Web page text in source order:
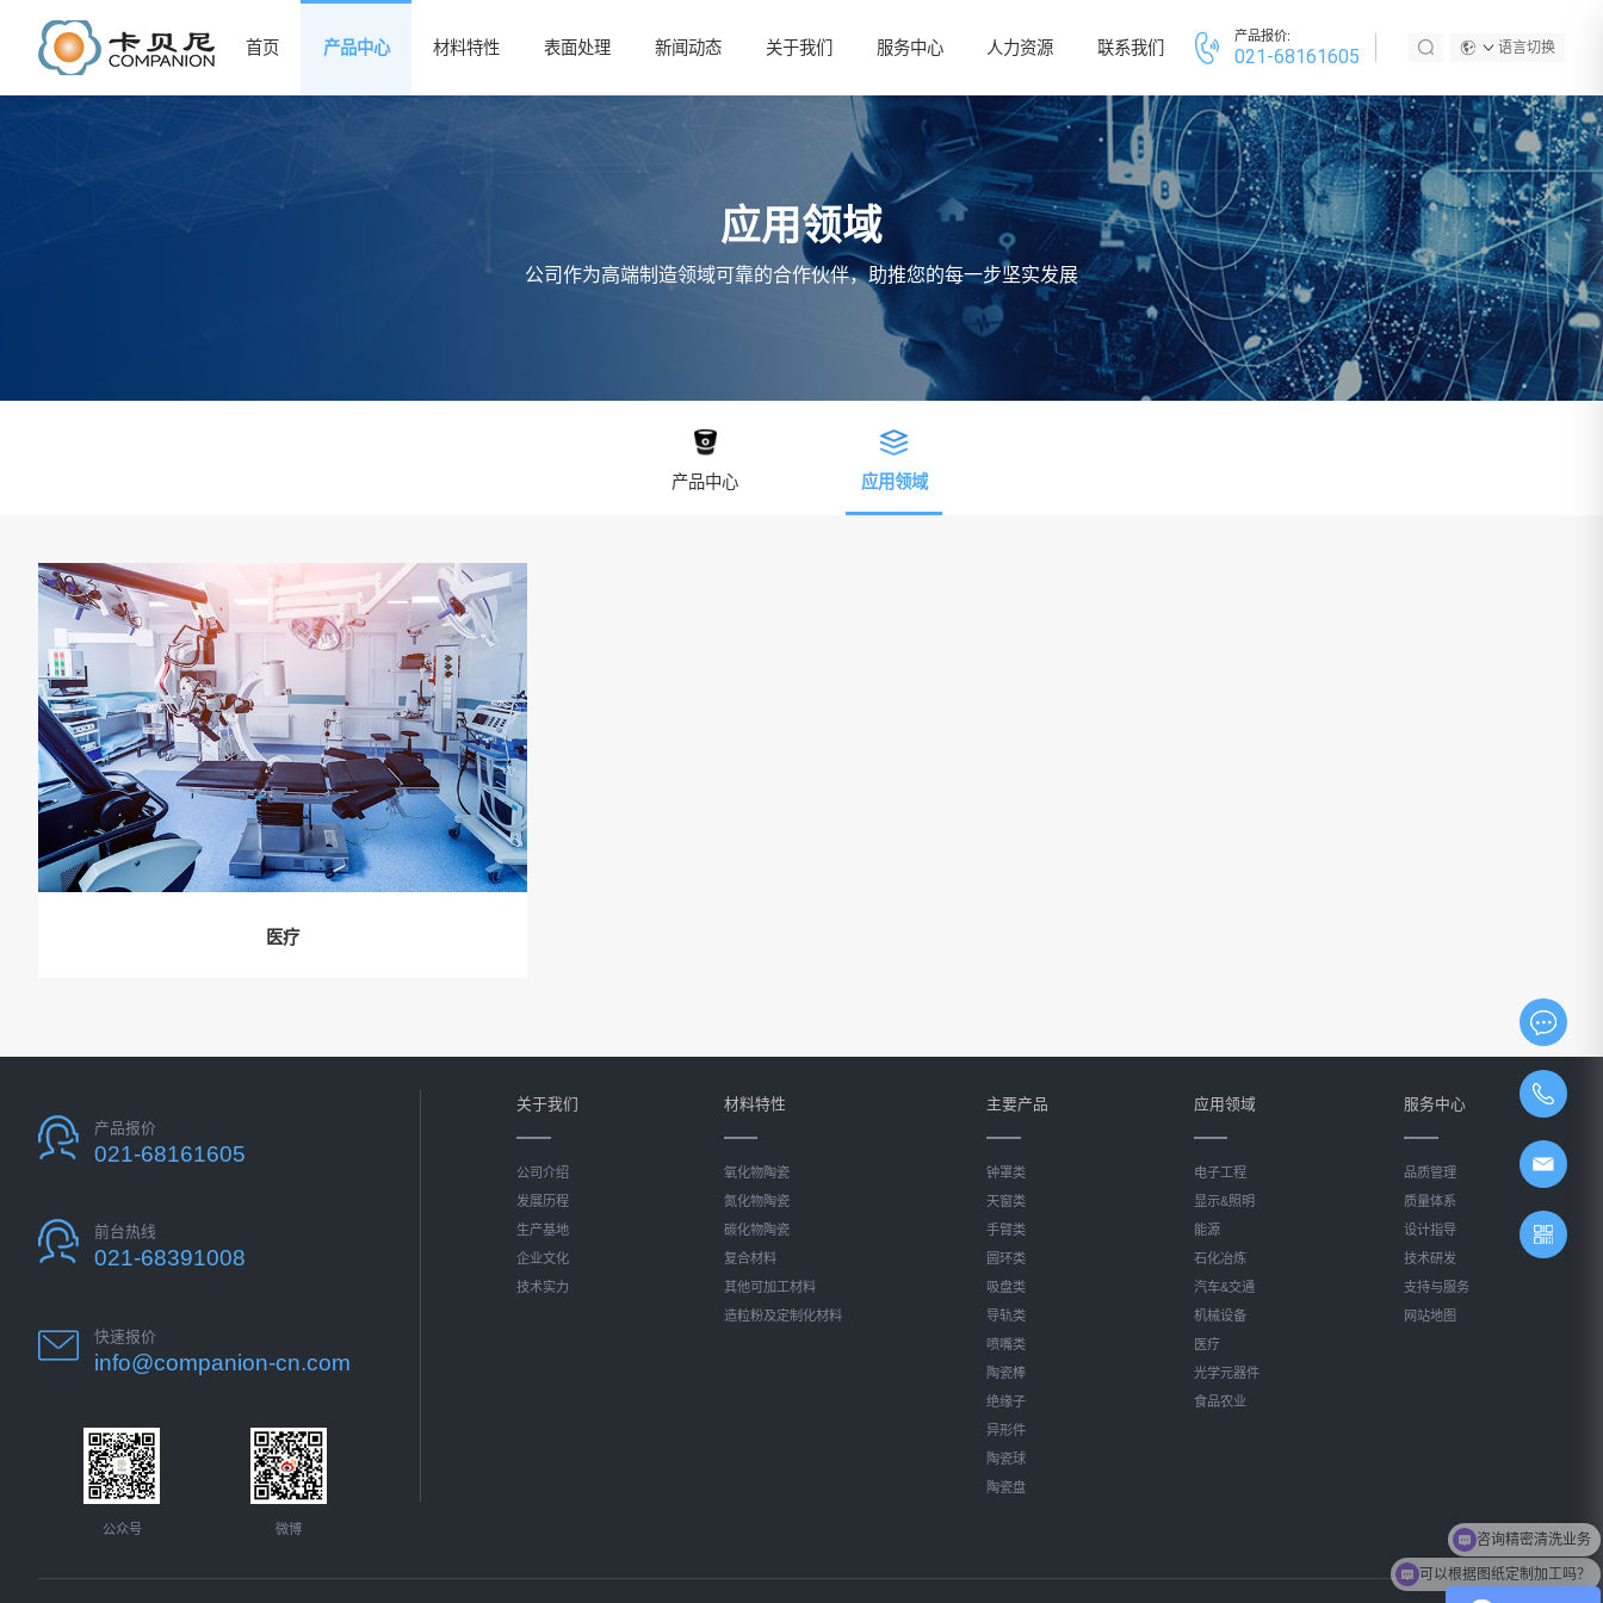
首页 产品中心 材料特性 表面处理 新闻动态 关于我们 服务中心 人力资源 联系我们
产品报价:
021-68161605 语言切换
应用领域
公司作为高端制造领域可靠的合作伙伴，助推您的每一步坚实发展
产品中心 应用领域
医疗
产品报价
021-68161605
前台热线
021-68391008
快速报价
info@companion-cn.com
公众号 微博
关于我们
公司介绍
发展历程
生产基地
企业文化
技术实力
材料特性
氧化物陶瓷
氮化物陶瓷
碳化物陶瓷
复合材料
其他可加工材料
造粒粉及定制化材料
主要产品
钟罩类
天窗类
手臂类
圆环类
吸盘类
导轨类
喷嘴类
陶瓷棒
绝缘子
异形件
陶瓷球
陶瓷盘
应用领域
电子工程
显示&照明
能源
石化冶炼
汽车&交通
机械设备
医疗
光学元器件
食品农业
服务中心
品质管理
质量体系
设计指导
技术研发
支持与服务
网站地图
可以根据图纸定制加工吗？